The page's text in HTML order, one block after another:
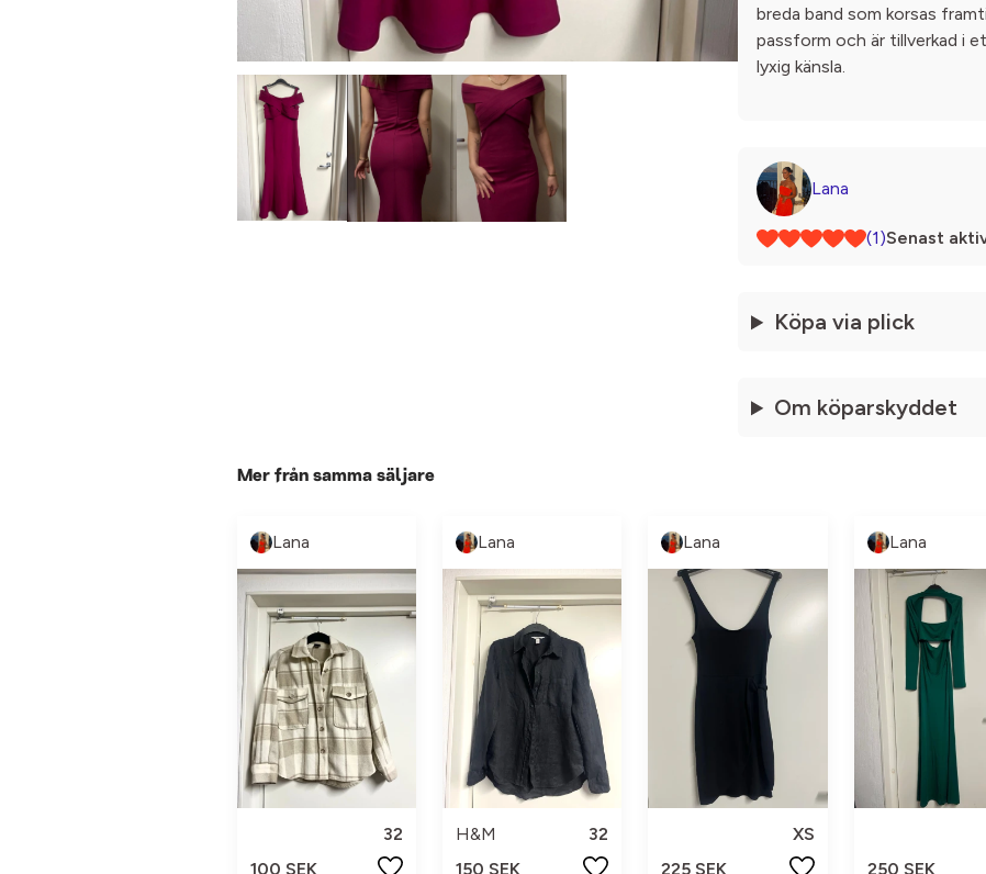
breda band som korsas
passform och är tillverkad i
lyxig känsla.
Lana
(1)Senast
Köpa via plick
Om köparskyddet
Mer från samma säljare
Lana
32
100 SEK
Lana
H&M
32
150 SEK
Lana
XS
225 SEK
Lana
250 SEK